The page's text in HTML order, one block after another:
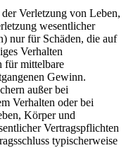
Verletzung von Leben,
wesentlicher
nur für Schäden, die auf
Verhalten
für mittelbare
Gewinn.
außer bei
Verhalten oder bei
Körper und
Vertragspflichten
typischerweise